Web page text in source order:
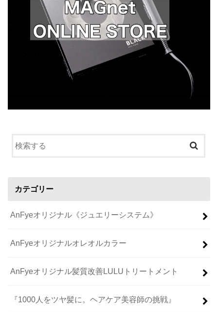
カテゴリー
AnFyeオリジナル《ジュエリーシステム》
AnFyeオリジナルオレオルカラー
AnFyeオリジナル髪質改善LULUトリートメント
『1000人をツヤ髪に。ヘアケア美容師の挑戦』